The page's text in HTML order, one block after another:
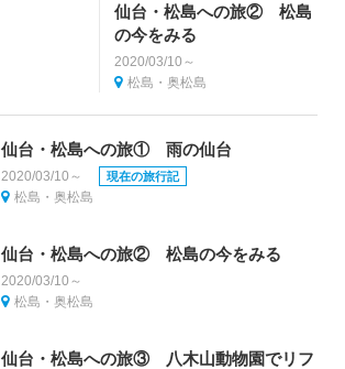
仙台・松島への旅② 松島
の今をみる
2020/03/10～
松島・奥松島
仙台・松島への旅① 雨の仙台
2020/03/10～ 現在の旅行記
松島・奥松島
仙台・松島への旅② 松島の今をみる
2020/03/10～
松島・奥松島
仙台・松島への旅③ 八木山動物園でリフ